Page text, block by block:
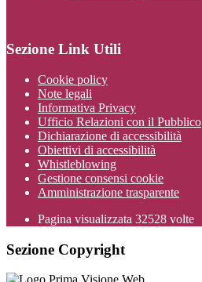
Sezione Link Utili
Cookie policy
Note legali
Informativa Privacy
Ufficio Relazioni con il Pubblico
Dichiarazione di accessibilità
Obiettivi di accessibilità
Whistleblowing
Gestione consensi cookie
Amministrazione trasparente
Pagina visualizzata 32528 volte
Sezione Copyright